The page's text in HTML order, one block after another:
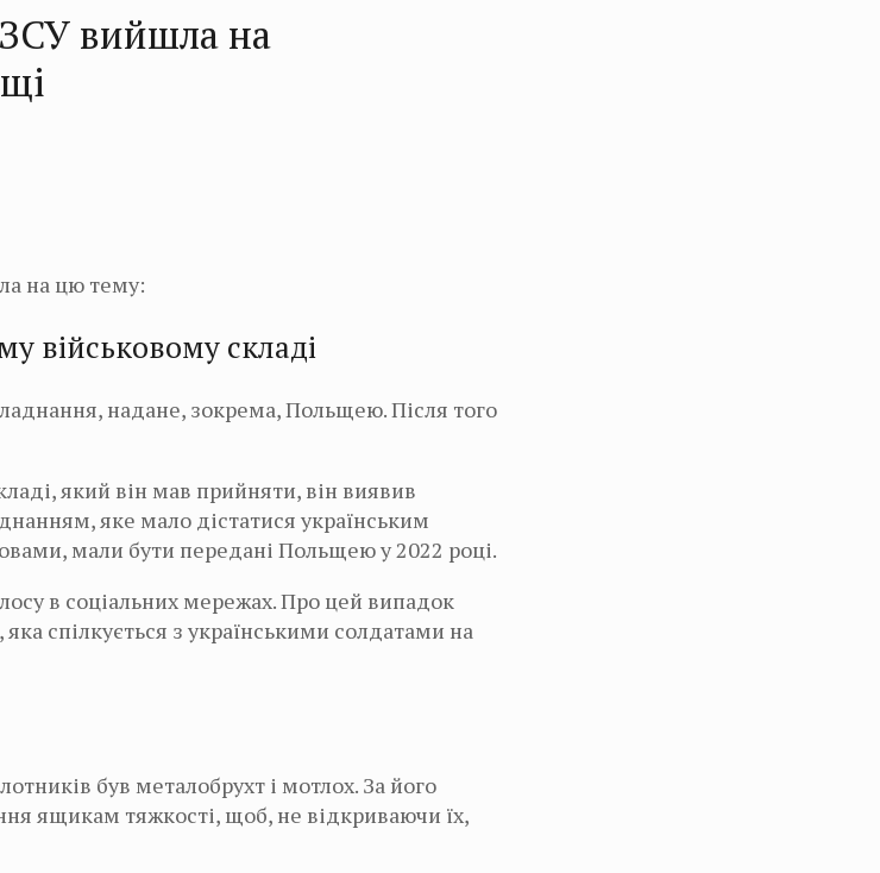
ЗСУ вийшла на
на цю тему:
військовому складі
надане, зокрема, Польщею. Після того
який він мав прийняти, він виявив
яке мало дістатися українським
мали бути передані Польщею у 2022 році.
в соціальних мережах. Про цей випадок
спілкується з українськими солдатами на
був металобрухт і мотлох. За його
ящикам тяжкості, щоб, не відкриваючи їх,